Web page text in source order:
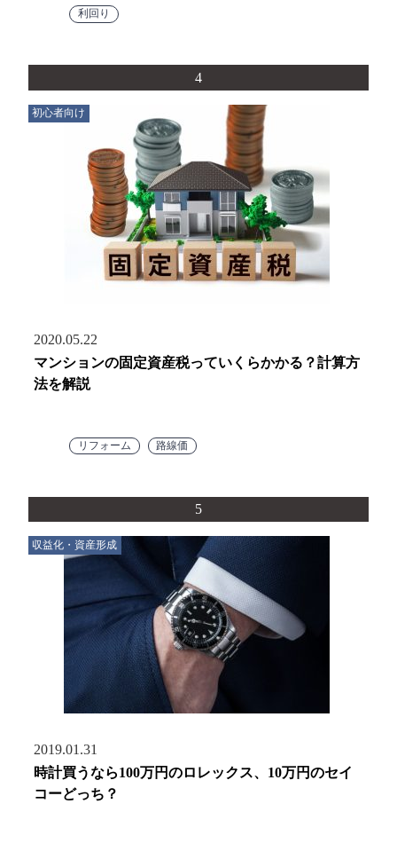
利回り
4
初心者向け
2020.05.22
マンションの固定資産税っていくらかかる？計算方
法を解説
リフォーム 路線価
5
収益化・資産形成
2019.01.31
時計買うなら100万円のロレックス、10万円のセイ
コーどっち？